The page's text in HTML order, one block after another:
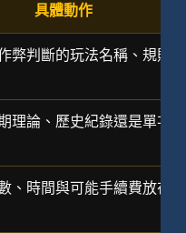
具體動作
弊判斷的玩法名稱、規則
理論、歷史紀錄還是單次
、時間與可能手續費放在